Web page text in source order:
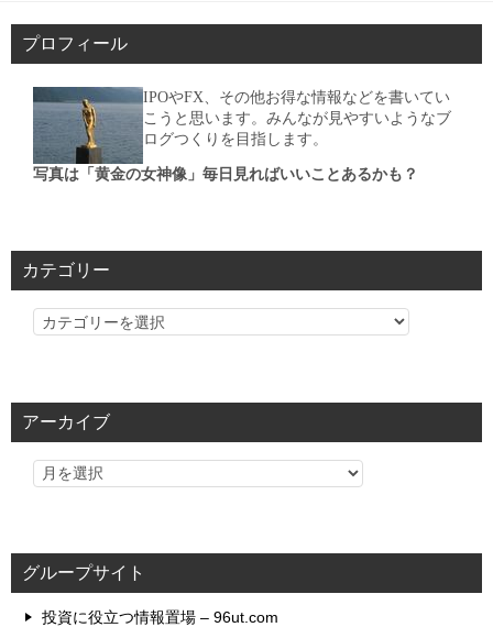
プロフィール
IPOやFX、その他お得な情報などを書いてい
こうと思います。みんなが見やすいようなブ
ログつくりを目指します。
写真は「黄金の女神像」毎日見ればいいことあるかも？
カテゴリー
カ
リ
アーカイブ
グループサイト
投資に役立つ情報置場 – 96ut.com